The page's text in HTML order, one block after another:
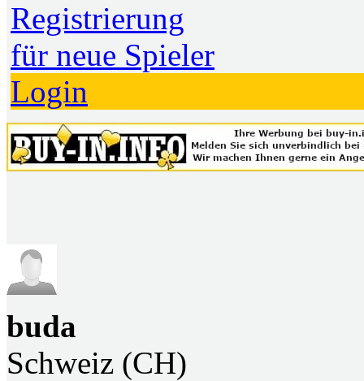
Registrierung
für neue Spieler
Login
buda
Schweiz (CH)